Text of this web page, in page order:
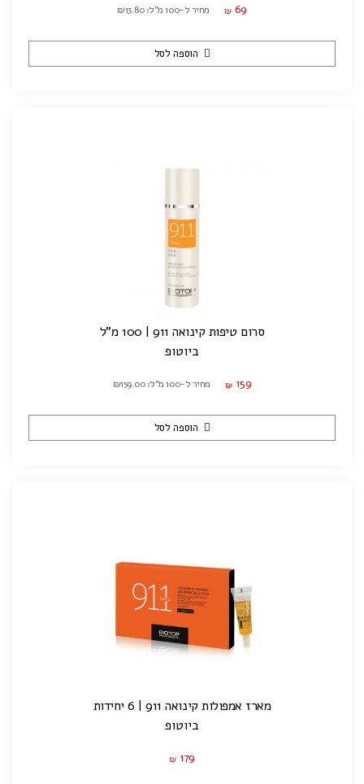
₪ 69 מחיר ל-100 מ"ל: ₪13.80
הוספה לסל
סרום טיפות קינואה 911 | 100 מ"ל
ביוטופ
₪ 159 מחיר ל-100 מ"ל: ₪159.00
הוספה לסל
מארז אמפולות קינואה 911 | 6 יחידות
ביוטופ
₪ 179